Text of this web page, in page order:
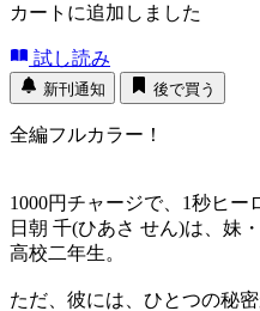
カートに追加しました
試し読み
新刊通知 後で買う
全編フルカラー！
1000円チャージで、1秒ヒー
日朝 千(ひあさ せん)は、妹
高校二年生。
ただ、彼には、ひとつの秘